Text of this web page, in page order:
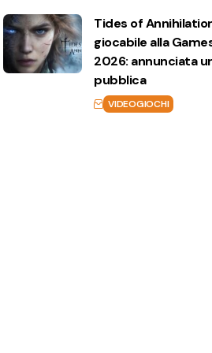
Tides of
giocabile alla
2026: annunciata
pubblica
VIDEOGIOCHI